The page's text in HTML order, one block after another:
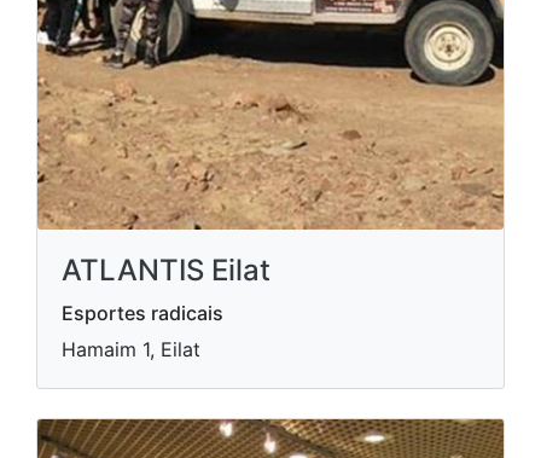
ATLANTIS Eilat
Esportes radicais
Hamaim 1, Eilat